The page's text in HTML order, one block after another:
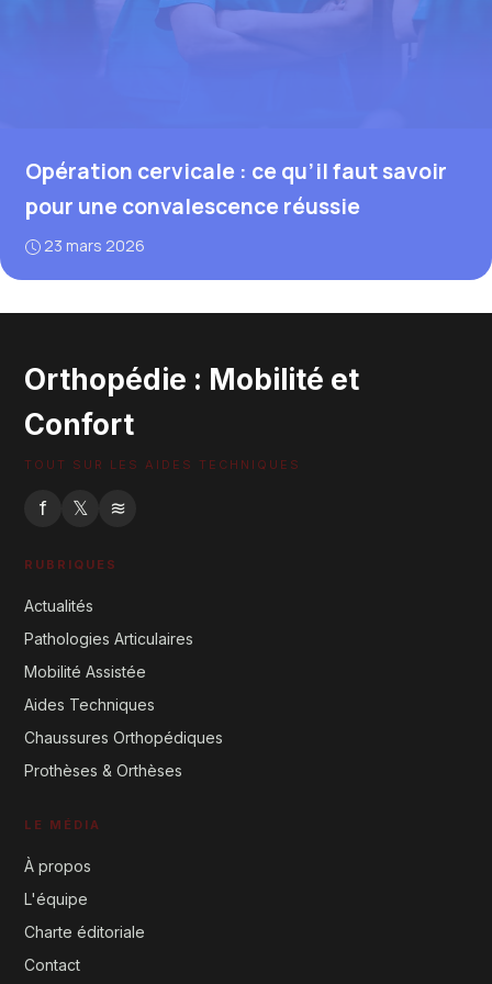
Opération cervicale : ce qu’il faut savoir
pour une convalescence réussie
23 mars 2026
Orthopédie : Mobilité et
Confort
TOUT SUR LES AIDES TECHNIQUES
f 𝕏 ≋
RUBRIQUES
Actualités
Pathologies Articulaires
Mobilité Assistée
Aides Techniques
Chaussures Orthopédiques
Prothèses & Orthèses
LE MÉDIA
À propos
L'équipe
Charte éditoriale
Contact